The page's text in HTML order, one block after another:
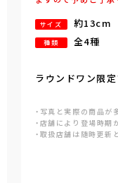
サイズ 約13cm
種類 全4種
ラウンドワン限定
・写真と実際の商品が
・店舗により登場時期
・取扱店舗は随時更新